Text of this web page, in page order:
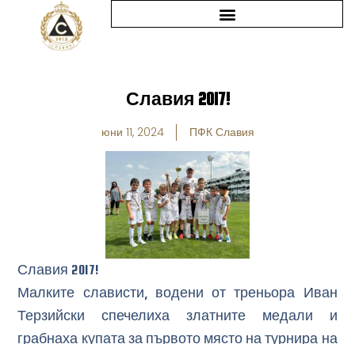
Славия 2017!
юни 11, 2024 ПФК Славия
Славия 2017!
Малките слависти, водени от треньора Иван
Терзийски спечелиха златните медали и
грабнаха купата за първото място на турнира на